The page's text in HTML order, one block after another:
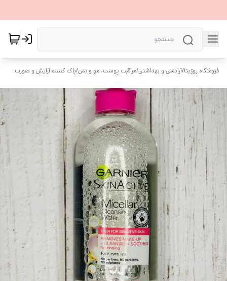
فروشگاه روژیتا/آرایشی و بهداشتی/مراقبت پوست، مو و بدن/پاک کننده آرایش و صورت